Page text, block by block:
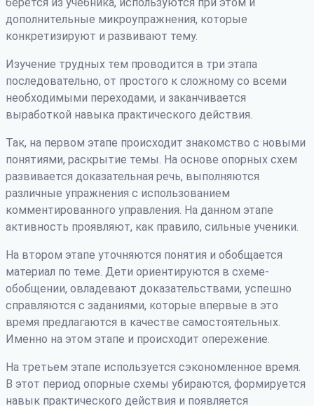
дополнительные микроупражнения, которые
конкретизируют и развивают тему.
Изучение трудных тем проводится в три этапа
последовательно, от простого к сложному со всеми
необходимыми переходами, и заканчивается
выработкой навыка практического действия.
Так, на первом этапе происходит знакомство с новыми
понятиями, раскрытие темы. На основе опорных схем
развивается доказательная речь, выполняются
различные упражнения с использованием
комментированного управления. На данном этапе
активность проявляют, как правило, сильные ученики.
На втором этапе уточняются понятия и обобщается
материал по теме. Дети ориентируются в схеме-
обобщении, овладевают доказательствами, успешно
справляются с заданиями, которые впервые в это
время предлагаются в качестве самостоятельных.
Именно на этом этапе и происходит опережение.
На третьем этапе используется сэкономленное время.
В этот период опорные схемы убираются, формируется
навык практического действия и появляется